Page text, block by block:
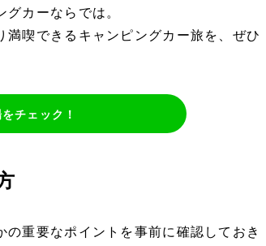
カーならでは。
喫できるキャンピングカー旅を、ぜひ
チェック！
重要なポイントを事前に確認しておき